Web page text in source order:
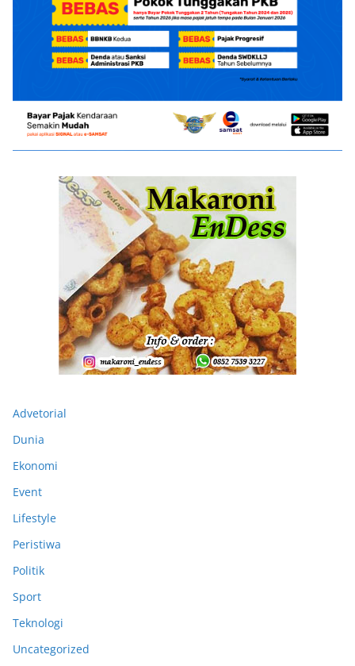
Advetorial
Dunia
Ekonomi
Event
Lifestyle
Peristiwa
Politik
Sport
Teknologi
Uncategorized